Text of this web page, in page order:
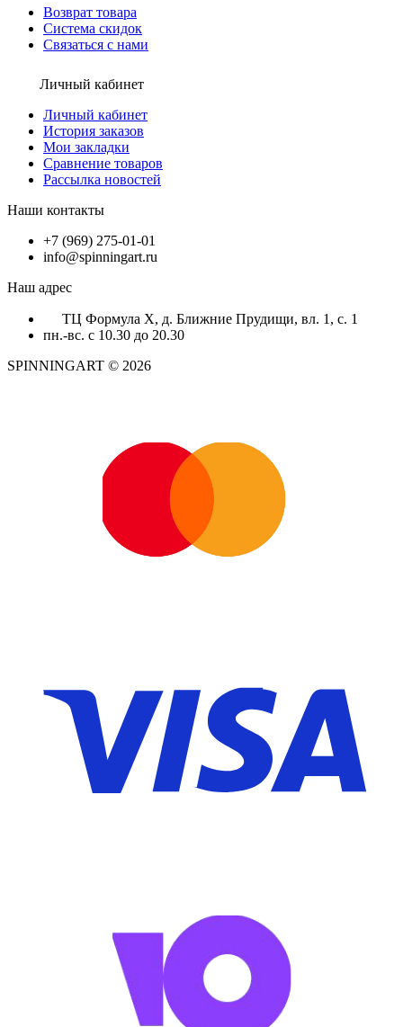
Возврат товара
Система скидок
Связаться с нами
Личный кабинет
Личный кабинет
История заказов
Мои закладки
Сравнение товаров
Рассылка новостей
Наши контакты
+7 (969) 275-01-01
info@spinningart.ru
Наш адрес
ТЦ Формула X, д. Ближние Прудищи, вл. 1, с. 1
пн.-вс. с 10.30 до 20.30
SPINNINGART © 2026